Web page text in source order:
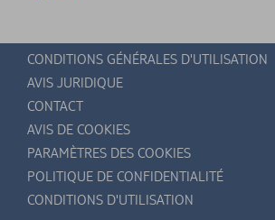
CONDITIONS GÉNÉRALES D'UTILISATION
AVIS JURIDIQUE
CONTACT
AVIS DE COOKIES
PARAMÈTRES DES COOKIES
POLITIQUE DE CONFIDENTIALITÉ
CONDITIONS D'UTILISATION